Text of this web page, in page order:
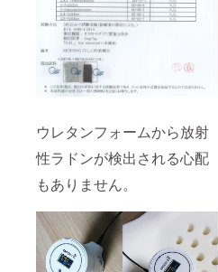
ウレタンフォームから放射
性ラドンが検出される心配
もありません。